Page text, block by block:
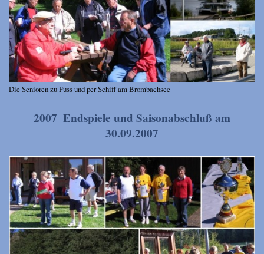
Die Senioren zu Fuss und per Schiff am Brombachsee
2007_Endspiele und Saisonabschluß am
30.09.2007